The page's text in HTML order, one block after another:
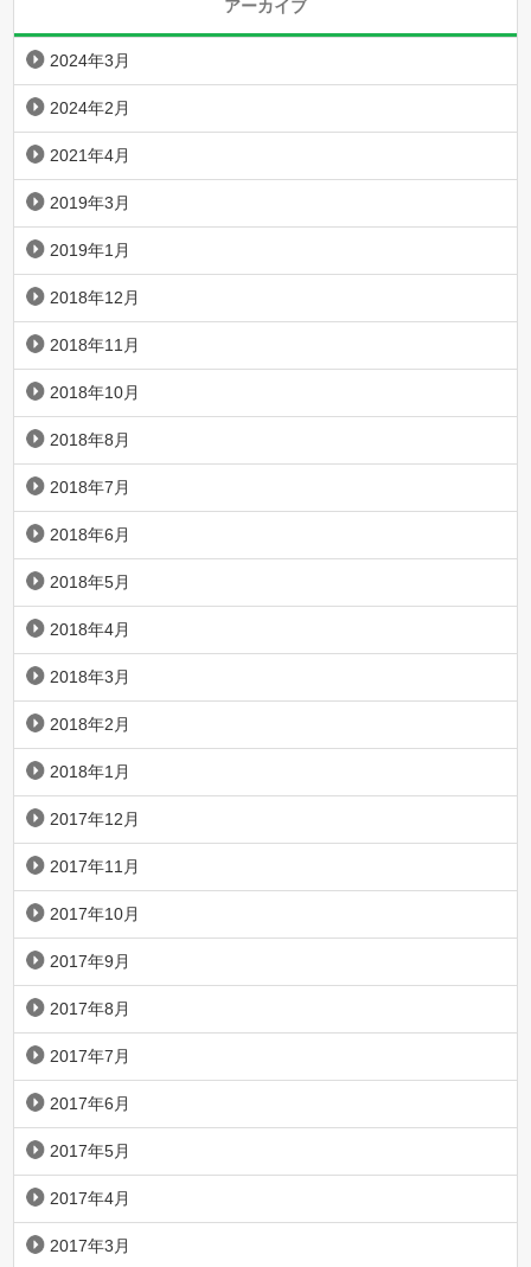
アーカイブ
2024年3月
2024年2月
2021年4月
2019年3月
2019年1月
2018年12月
2018年11月
2018年10月
2018年8月
2018年7月
2018年6月
2018年5月
2018年4月
2018年3月
2018年2月
2018年1月
2017年12月
2017年11月
2017年10月
2017年9月
2017年8月
2017年7月
2017年6月
2017年5月
2017年4月
2017年3月